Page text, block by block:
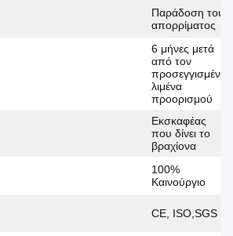
Παράδοση του
απορρίματος
6 μήνες μετά
από τον
προσεγγισμένο
λιμένα
προορισμού
Εκσκαφέας
που δίνει το
βραχίονα
100%
Καινούργιο
CE, ISO,SGS